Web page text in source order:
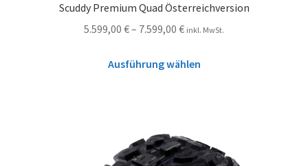
Scuddy Premium Quad Österreichversion
5.599,00 €– 7.599,00 € inkl. MwSt.
Ausführung wählen